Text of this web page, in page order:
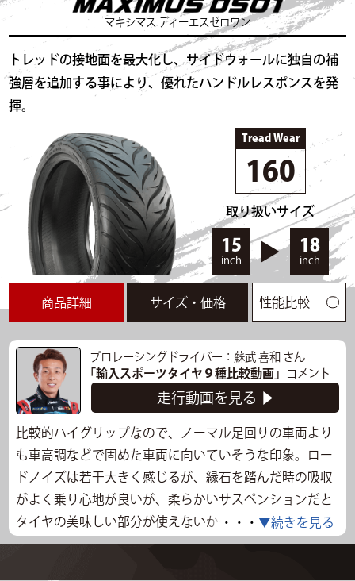
ももってこい。乗り心地も良くロードノイズもスポーツ
タイヤの中では静かな方。オールマイティさが光るタイ
ヤ。
走行データ
タイム 44.449s 最高速度 84.150km/h
タイムリザルト一覧
▲閉じる
マキシマス ディーエスゼロワン
トレッドの接地面を最大化し、サイドウォールに独自の補
強層を追加する事により、優れたハンドルレスポンスを発
揮。
Tread Wear
160
取り扱いサイズ
15
inch
18
inch
商品詳細 サイズ・価格 性能比較
プロレーシングドライバー：蘇武 喜和 さん
「輸入スポーツタイヤ９種比較動画」
コメント
走行動画を見る ▶
比較的ハイグリップなので、ノーマル足回りの車両より
も車高調などで固めた車両に向いていそうな印象。ロー
ドノイズは若干大きく感じるが、縁石を踏んだ時の吸収
がよく乗り心地が良いが、柔らかいサスペンションだと
タイヤの美味しい部分が使えないかもしれない。今回は
17インチで偏平率が高いこともあってかブロックのねじ
・・・ ▼続きを見る